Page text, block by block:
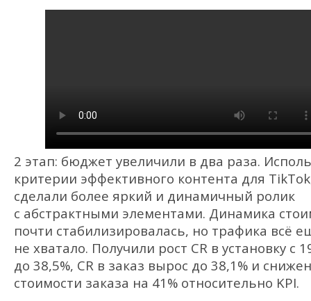
2 этап: бюджет увеличили в два раза.
критерии эффективного контента для
сделали более яркий и динамичный ролик
с абстрактными элементами. Динамика
почти стабилизировалась, но трафика всё
не хватало. Получили рост CR в установку с
до 38,5%, CR в заказ вырос до 38,1% и
стоимости заказа на 41% относительно KPI.